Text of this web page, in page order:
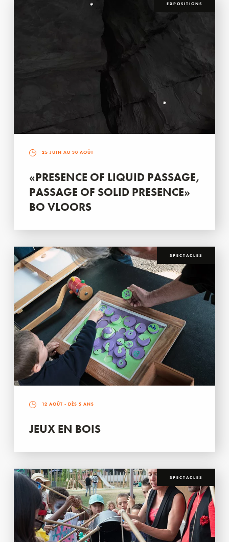
EXPOSITIONS
25 JUIN AU 30 AOÛT
«PRESENCE OF LIQUID PASSAGE,
PASSAGE OF SOLID PRESENCE»
BO VLOORS
SPECTACLES
12 AOÛT - DÈS 5 ANS
JEUX EN BOIS
SPECTACLES